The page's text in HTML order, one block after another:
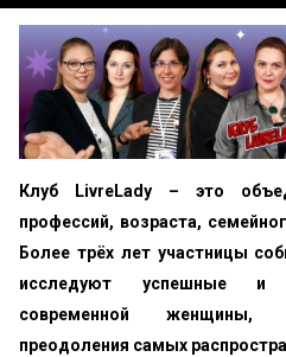
Клуб LivreLady – это
профессий, возраста,
Более трёх лет участницы
исследуют успешные и
современной женщины,
преодоления самых